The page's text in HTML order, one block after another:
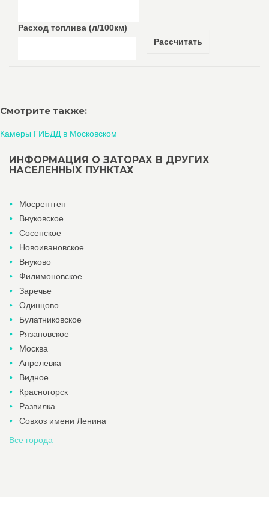
Расход топлива (л/100км)
Рассчитать
Смотрите также:
Камеры ГИБДД в Московском
ИНФОРМАЦИЯ О ЗАТОРАХ В ДРУГИХ
НАСЕЛЕННЫХ ПУНКТАХ
Мосрентген
Внуковское
Сосенское
Новоивановское
Внуково
Филимоновское
Заречье
Одинцово
Булатниковское
Рязановское
Москва
Апрелевка
Видное
Красногорск
Развилка
Совхоз имени Ленина
Все города